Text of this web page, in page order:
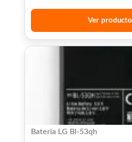
Ver producto
Bateria LG Bl-53qh